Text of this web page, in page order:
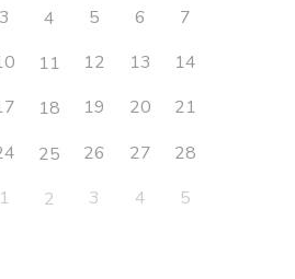
3 4 5 6
7
11 12 13
14
18 19 20
21
25 26 27
28
1 2 3 4 5